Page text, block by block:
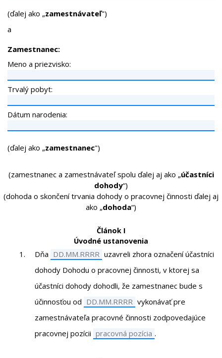
(ďalej ako „zamestnávateľ")
a
Zamestnanec:
Meno a priezvisko:
Trvalý pobyt:
Dátum narodenia:
(ďalej ako „zamestnanec")
(zamestnanec a zamestnávateľ spolu ďalej aj ako „účastníci
dohody“)
(dohoda o skončení trvania dohody o pracovnej činnosti ďalej aj
ako „dohoda“)
Článok I
Úvodné ustanovenia
Dňa
uzavreli zhora označení účastníci
dohody Dohodu o pracovnej činnosti, v ktorej sa
účastníci dohody dohodli, že zamestnanec bude s
účinnosťou od
vykonávať pre
zamestnávateľa pracovné činnosti zodpovedajúce
pracovnej pozícii
.